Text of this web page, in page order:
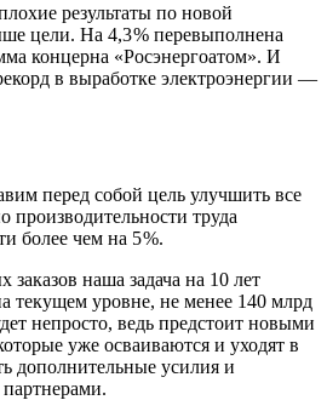
результаты по новой
цели. На 4,3 % перевыполнена
концерна «Росэнергоатом». И
в выработке электроэнергии —
перед собой цель улучшить все
производительности труда
более чем на 5 %.
наша задача на 10 лет
текущем уровне, не менее 140 млрд
непросто, ведь предстоит новыми
уже осваиваются и уходят в
дополнительные усилия и
партнерами.